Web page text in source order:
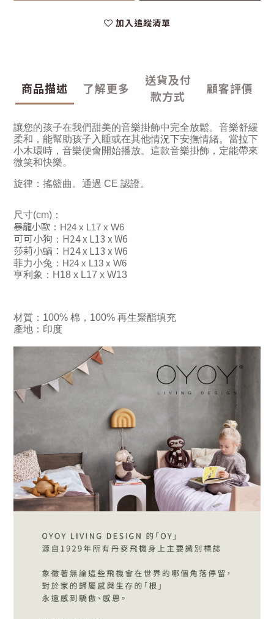
加入追蹤清單
商品描述 了解更多
送貨及付
款方式
顧客評價
讓您的孩子在我們甜美的音樂掛飾中完全放鬆。音樂舒緩
柔和，能幫助孩子入睡或在其他情況下安撫情緒。當拉下
小木環時，音樂便會開始播放。這款音樂掛飾，定能帶來
微笑和快樂。
旋律：搖籃曲。通過 CE 認證。
尺寸(cm)：
暴龍小歐 ： H24 x L17 x W6
可可小狗 ： H24 x L13 x W6
莎莉小蝸 ： H24 x L13 x W6
菲力小兔 ： H24 x L13 x W6
亨利象 ： H18 x L17 x W13
材質：100% 棉，100% 再生聚酯填充
產地：印度